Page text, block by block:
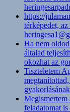
https://
térképedet,
Ha nem
általad
okozhat az
Tiszteletem
Megismertem
feladatomat